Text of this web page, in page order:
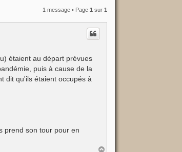
1 message • Page 1 sur 1
étaient au départ prévues
puis à cause de la
dit qu'ils étaient occupés à
prend son tour pour en